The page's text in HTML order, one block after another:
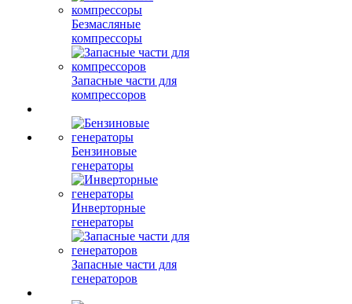
Безмасляные
компрессоры
Запасные части для
компрессоров
Бензиновые
генераторы
Инверторные
генераторы
Запасные части для
генераторов